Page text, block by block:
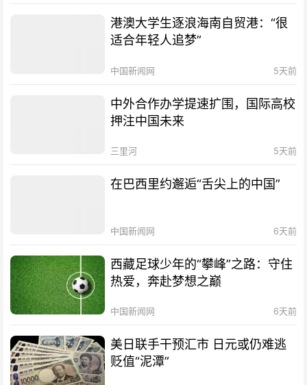
港澳大学生逐浪海南自贸港：“很
适合年轻人追梦”
中国新闻网 5天前
中外合作办学提速扩围，国际高校
押注中国未来
三里河 5天前
在巴西里约邂逅“舌尖上的中国”
中国新闻网 6天前
西藏足球少年的“攀峰”之路：守住
热爱，奔赴梦想之巅
中国新闻网 6天前
美日联手干预汇市 日元或仍难逃
贬值“泥潭”